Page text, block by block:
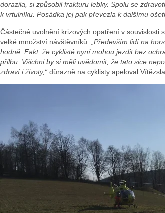
dorazila, si způsobil frakturu lebky. Spolu se
k vrtulníku. Posádka jej pak převezla k dalšímu
Částečné uvolnění krizových opatření v souvislosti
velké množství návštěvníků.
„Především lidí na
hodně. Fakt, že cyklisté nyní mohou jezdit bez
přilbu. Všichni by si měli uvědomit, že tato sice
zdraví i životy,“ důrazně na cyklisty apeloval